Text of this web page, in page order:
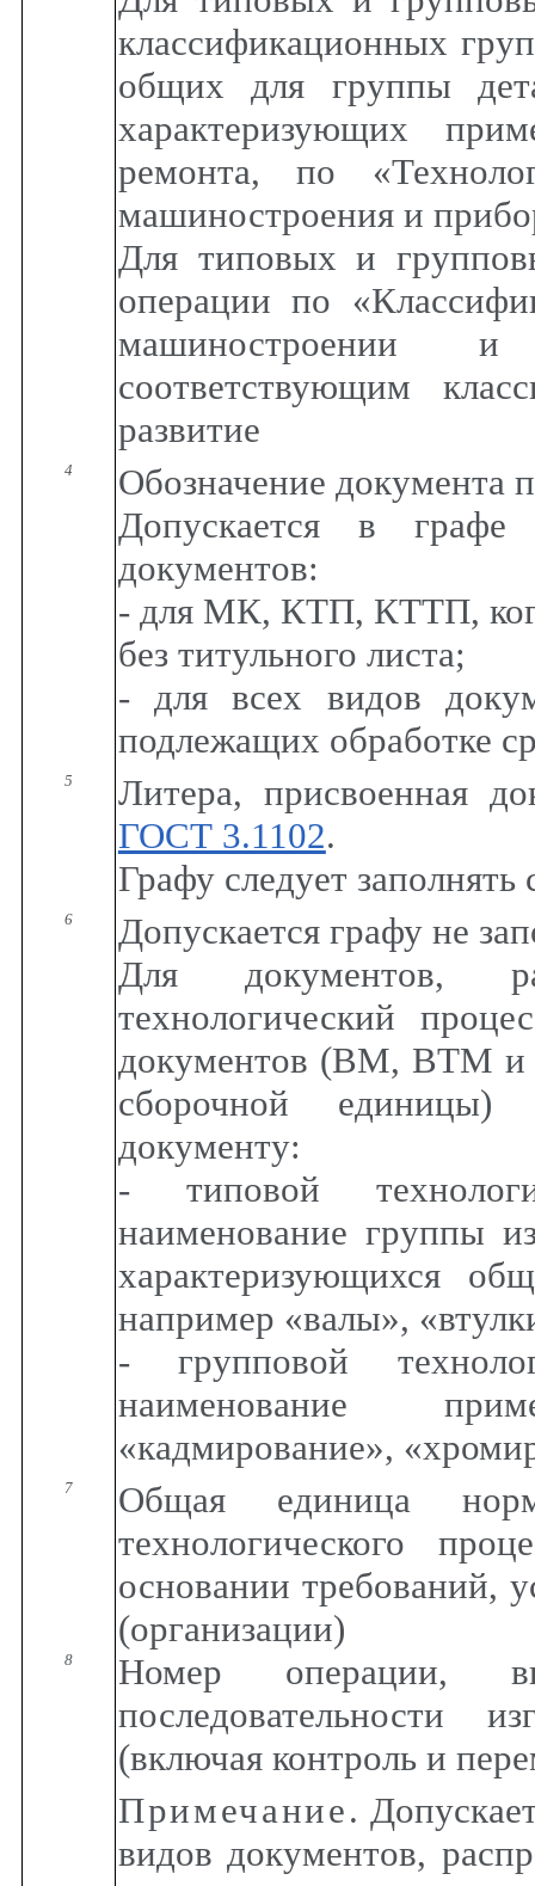
классификационных
общих для группы
характеризующих
ремонта, по
машиностроения и
Для типовых и
операции по
машиностроении
соответствующим
развитие
4
Обозначение документа
Допускается в графе
документов:
- для МК, КТП, КТТП,
без титульного листа;
- для всех видов
подлежащих обработке
5
Литера, присвоенная
ГОСТ 3.1102.
Графу следует заполнять
6
Допускается графу не
Для документов,
технологический
документов (ВМ, ВТМ и
сборочной единицы)
документу:
- типовой
наименование группы
характеризующихся
например «валы»,
- групповой
наименование
«кадмирование»,
7
Общая единица
технологического
основании требований,
(организации)
8
Номер операции,
последовательности
(включая контроль и
Примечание.
видов документов,